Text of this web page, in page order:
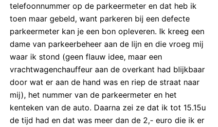
telefoonnummer op de parkeermeter en dat heb ik
toen maar gebeld, want parkeren bij een defecte
parkeermeter kan je een bon opleveren. Ik kreeg een
dame van parkeerbeheer aan de lijn en die vroeg mij
waar ik stond (geen flauw idee, maar een
vrachtwagenchauffeur aan de overkant had blijkbaar
door wat er aan de hand was en riep de straat naar
mij), het nummer van de parkeermeter en het
kenteken van de auto. Daarna zei ze dat ik tot 15.15u
de tijd had en dat was meer dan de 2,- euro die ik er